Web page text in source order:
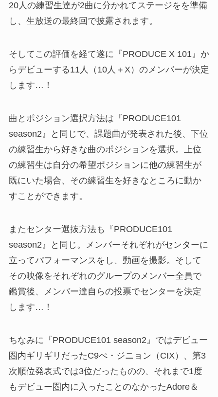
20人の練習生達が2曲に分かれてステージをを準備
し、生放送の最終回で披露されます。
そしてこの評価を経て遂に『PRODUCE X 101』か
らデビューする11人（10人＋X）のメンバーが決定
します…！
曲とポジション選択方法は『PRODUCE101
season2』と同じで、課題曲が発表された後、下位
の練習生から好きな曲のポジションを選択。上位
の練習生は自分の希望ポジションに他の練習生が
既にいた場合、その練習生を好きなところに動か
すことができます。
またセンター選抜方法も『PRODUCE101
season2』と同じ。メンバーそれぞれがセンターに
立ってパフォーマンスをし、動画を撮影。そして
その映像をそれぞれのグループのメンバー全員で
鑑賞後、メンバー達自らの投票でセンターを決定
します…！
ちなみに『PRODUCE101 season2』ではデビュー
圏内ギリギリだったC9ぺ・ジニョン（CIX）、第3
次順位発表式では3位だったものの、それまで1度
もデビュー圏内に入ったことのなかったAdore＆